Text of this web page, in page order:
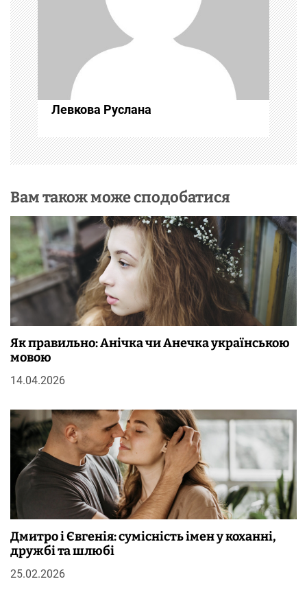
а
п
и
с
і
в
Левкова Руслана
Вам також може сподобатися
Як правильно: Анічка чи Анечка українською
мовою
14.04.2026
Дмитро і Євгенія: сумісність імен у коханні,
дружбі та шлюбі
25.02.2026